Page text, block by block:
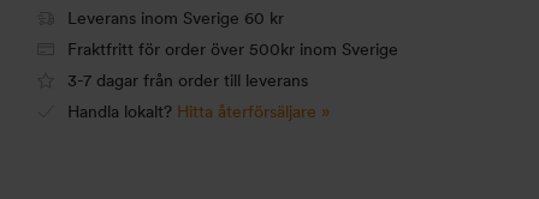
Leverans inom Sverige 60 kr
Fraktfritt för order över 500kr inom Sverige
3-7 dagar från order till leverans
Handla lokalt? Hitta återförsäljare »